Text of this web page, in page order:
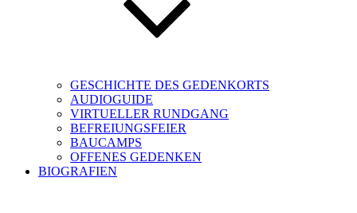
GESCHICHTE DES GEDENKORTS
AUDIOGUIDE
VIRTUELLER RUNDGANG
BEFREIUNGSFEIER
BAUCAMPS
OFFENES GEDENKEN
BIOGRAFIEN